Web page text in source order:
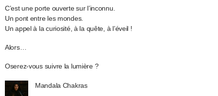
C’est une porte ouverte sur l’inconnu.
Un pont entre les mondes.
Un appel à la curiosité, à la quête, à l’éveil !
Alors…
Oserez-vous suivre la lumière ?
Mandala Chakras